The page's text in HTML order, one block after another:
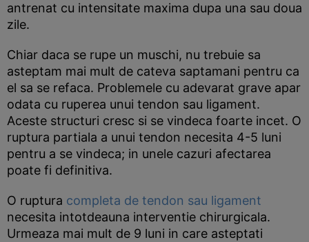
antrenat cu intensitate maxima dupa una sau doua
zile.
Chiar daca se rupe un muschi, nu trebuie sa
asteptam mai mult de cateva saptamani pentru ca
el sa se refaca. Problemele cu adevarat grave apar
odata cu ruperea unui tendon sau ligament.
Aceste structuri cresc si se vindeca foarte incet. O
ruptura partiala a unui tendon necesita 4-5 luni
pentru a se vindeca; in unele cazuri afectarea
poate fi definitiva.
O ruptura completa de tendon sau ligament
necesita intotdeauna interventie chirurgicala.
Urmeaza mai mult de 9 luni in care asteptati